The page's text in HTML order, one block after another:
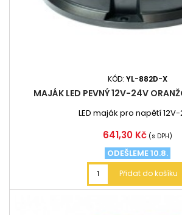
KÓD: YL-882D-X
MAJÁK LED PEVNÝ 12V-24V
LED maják pro napětí
Cena
641,30 Kč (s DPH)
ODEŠLEME 10.8.
Přidat do košíku